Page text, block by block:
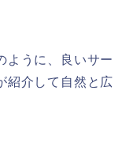
ように、良いサー
紹介して自然と広